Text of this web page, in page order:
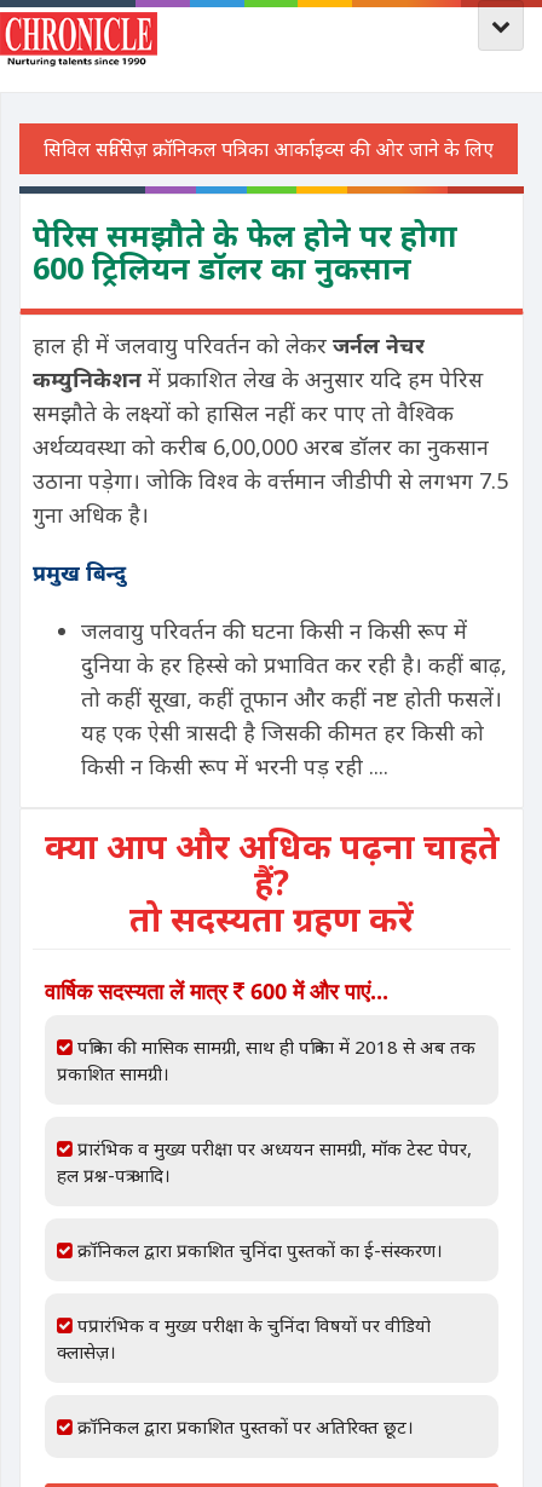
पेरिस समझौते के फेल होने पर होगा
600 ट्रिलियन डॉलर का नुकसान
हाल ही में जलवायु परिवर्तन को लेकर जर्नल नेचर
कम्युनिकेशन में प्रकाशित लेख के अनुसार यदि हम पेरिस
समझौते के लक्ष्यों को हासिल नहीं कर पाए तो वैश्विक
अर्थव्यवस्था को करीब 6,00,000 अरब डॉलर का नुकसान
उठाना पड़ेगा। जोकि विश्व के वर्त्तमान जीडीपी से लगभग 7.5
गुना अधिक है।
प्रमुख बिन्दु
जलवायु परिवर्तन की घटना किसी न किसी रूप में
दुनिया के हर हिस्से को प्रभावित कर रही है। कहीं बाढ़,
तो कहीं सूखा, कहीं तूफान और कहीं नष्ट होती फसलें।
यह एक ऐसी त्रासदी है जिसकी कीमत हर किसी को
किसी न किसी रूप में भरनी पड़ रही ....
क्या आप और अधिक पढ़ना चाहते
हैं?
तो सदस्यता ग्रहण करें
वार्षिक सदस्यता लें मात्र 600 में और पाएं...
पत्रिका की मासिक सामग्री, साथ ही पत्रिका में 2018 से अब तक
प्रकाशित सामग्री।
प्रारंभिक व मुख्य परीक्षा पर अध्ययन सामग्री, मॉक टेस्ट पेपर,
हल प्रश्न-पत्र आदि।
क्रॉनिकल द्वारा प्रकाशित चुनिंदा पुस्तकों का ई-संस्करण।
पप्रारंभिक व मुख्य परीक्षा के चुनिंदा विषयों पर वीडियो
क्लासेज़।
क्रॉनिकल द्वारा प्रकाशित पुस्तकों पर अतिरिक्त छूट।